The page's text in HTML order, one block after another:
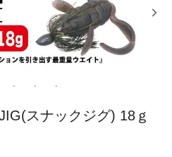
スナックジグ) 18ｇ